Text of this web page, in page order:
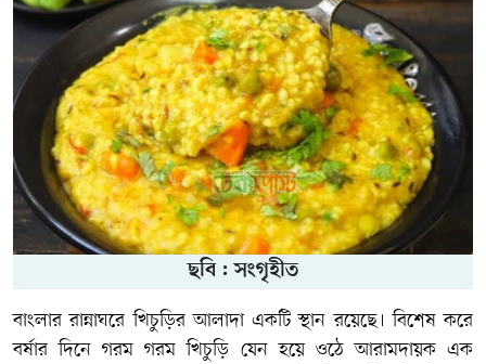
ছবি : সংগৃহীত
বাংলার রান্নাঘরে খিচুড়ির আলাদা একটি স্থান রয়েছে। বিশেষ করে
বর্ষার দিনে গরম গরম খিচুড়ি যেন হয়ে ওঠে আরামদায়ক এক